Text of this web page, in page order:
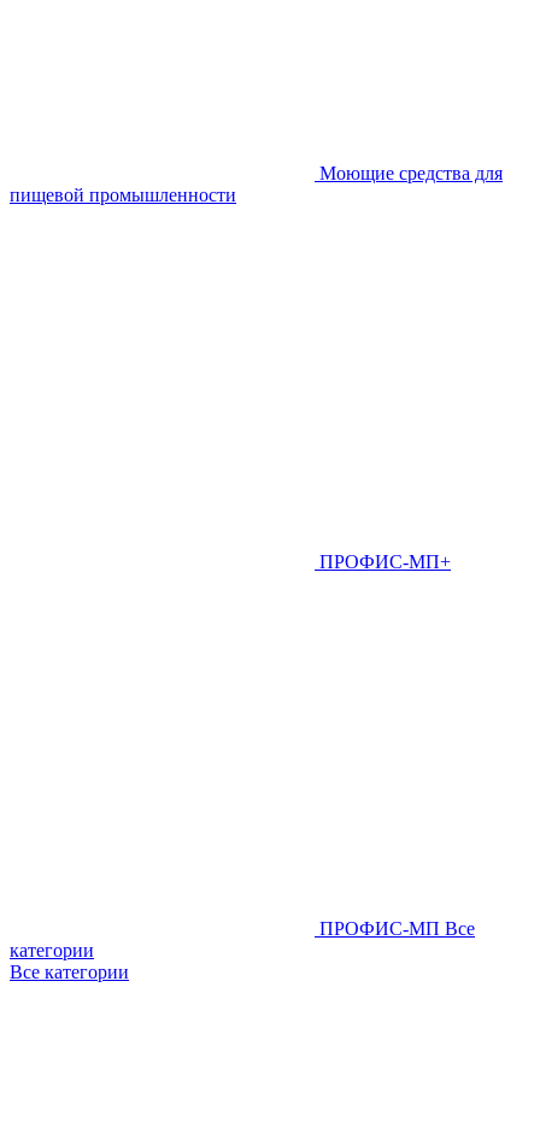
Моющие средства для
пищевой промышленности
ПРОФИС-МП+
ПРОФИС-МП Все
категории
Все категории